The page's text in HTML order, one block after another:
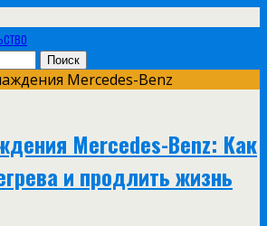
Mercedes-Benz
Mercedes-Benz: Как
и продлить жизнь